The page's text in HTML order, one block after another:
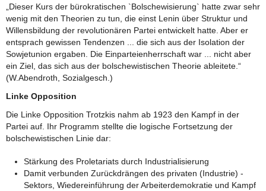
„Dieser Kurs der bürokratischen `Bolschewisierung` hatte zwar sehr
wenig mit den Theorien zu tun, die einst Lenin über Struktur und
Willensbildung der revolutionären Partei entwickelt hatte. Aber er
entsprach gewissen Tendenzen ... die sich aus der Isolation der
Sowjetunion ergaben. Die Einparteienherrschaft war ... nicht aber
ein Ziel, das sich aus der bolschewistischen Theorie ableitete.“
(W.Abendroth, Sozialgesch.)
Linke Opposition
Die Linke Opposition Trotzkis nahm ab 1923 den Kampf in der
Partei auf. Ihr Programm stellte die logische Fortsetzung der
bolschewistischen Linie dar:
Stärkung des Proletariats durch Industrialisierung
Damit verbunden Zurückdrängen des privaten (Industrie) -
Sektors, Wiedereinführung der Arbeiterdemokratie und Kampf